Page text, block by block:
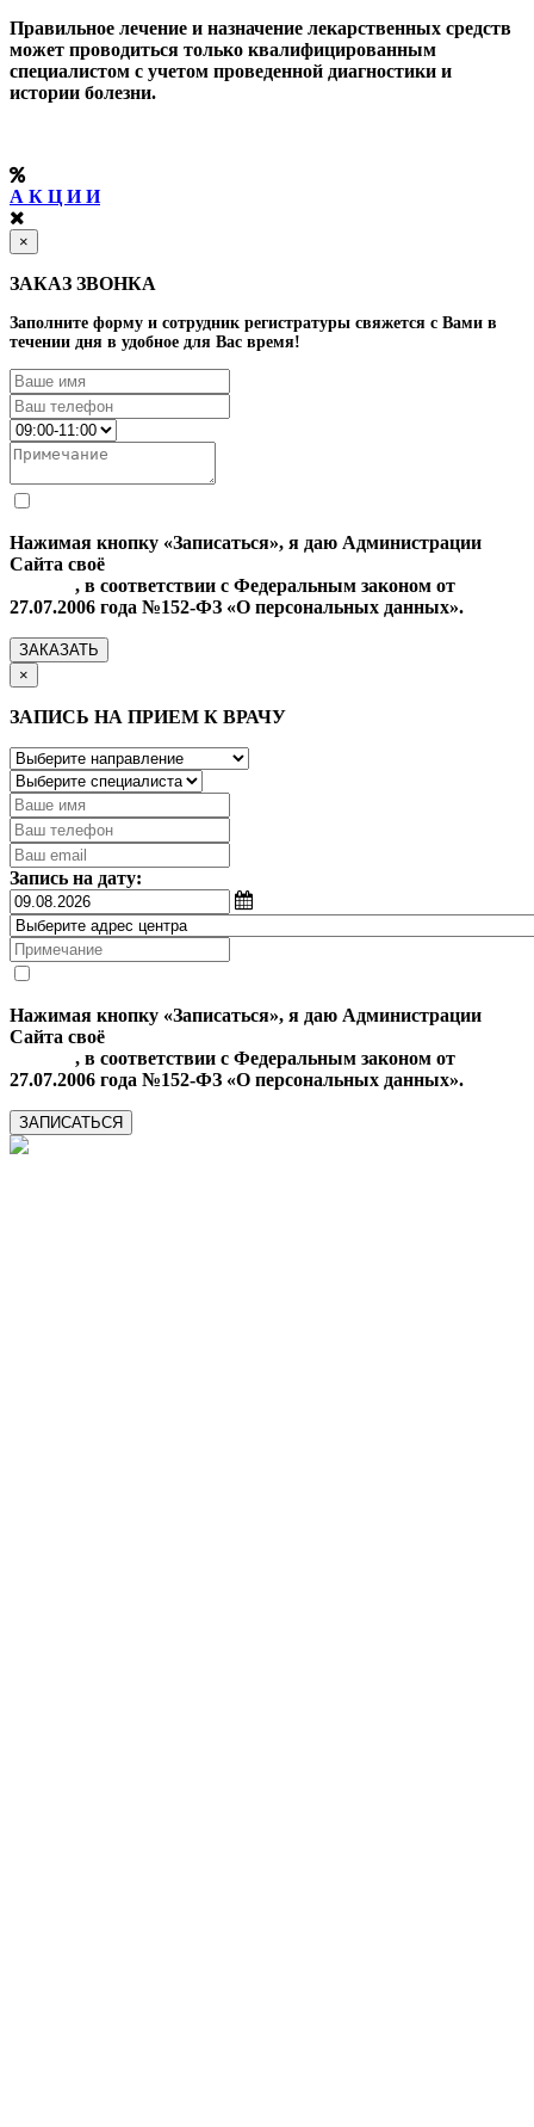
Правильное лечение и назначение лекарственных средств
может проводиться только квалифицированным
специалистом с учетом проведенной диагностики и
истории болезни.
А К Ц И И
×
ЗАКАЗ ЗВОНКА
Заполните форму и сотрудник регистратуры свяжется с Вами в
течении дня в удобное для Вас время!
Нажимая кнопку «Записаться», я даю Администрации
Сайта своё
, в соответствии с Федеральным законом от
27.07.2006 года №152-ФЗ «О персональных данных».
ЗАКАЗАТЬ
×
ЗАПИСЬ НА ПРИЕМ К ВРАЧУ
Запись на дату:
Нажимая кнопку «Записаться», я даю Администрации
Сайта своё
, в соответствии с Федеральным законом от
27.07.2006 года №152-ФЗ «О персональных данных».
ЗАПИСАТЬСЯ